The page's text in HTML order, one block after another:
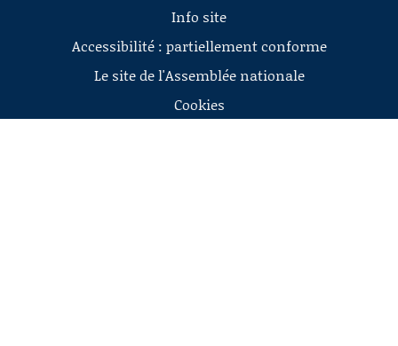
Info site
Accessibilité : partiellement conforme
Le site de l'Assemblée nationale
Cookies